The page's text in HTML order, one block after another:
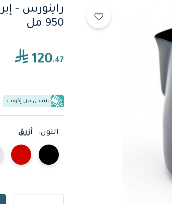
950 مل
120.47
يشحن من إكويب
اللون: أزرق